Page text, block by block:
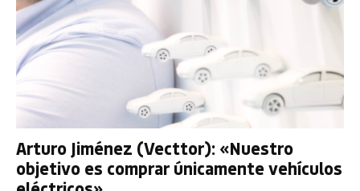
Arturo Jiménez (Vecttor): «Nuestro
objetivo es comprar únicamente vehículos